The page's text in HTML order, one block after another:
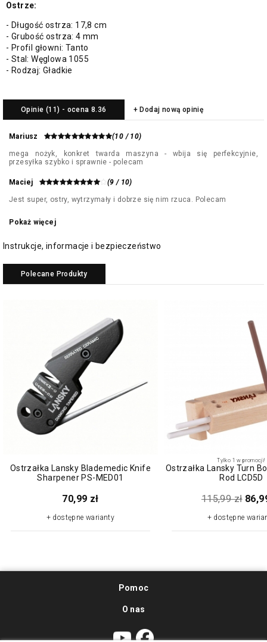
Ostrze:
- Długość ostrza: 17,8 cm
- Grubość ostrza: 4 mm
- Profil głowni: Tanto
- Stal: Węglowa 1055
- Rodzaj: Gładkie
Opinie (11) - ocena 8.36 + Dodaj nową opinię
Mariusz (10 / 10)
mega nożyk, konkret twarda maszyna - wbija się perfekcyjnie,
przesyłka szybko i sprawnie - polecam
Maciej (9 / 10)
Jest super, ostry, wytrzymały i dobrze się nim rzuca. Polecam
Pokaż więcej
Instrukcje, informacje i bezpieczeństwo
Polecane Produkty
Ostrzałka Lansky Blademedic Knife
Sharpener PS-MED01
70,99 zł
+ dostępne warianty
Tylko 1 w promocji!
Ostrzałka Lansky Turn
Rod LCD5D
115,99 zł
+ dostępne
Pomoc
O nas